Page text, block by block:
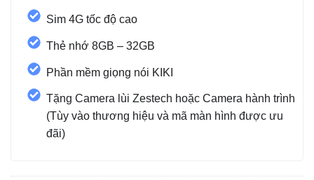
Sim 4G tốc độ cao
Thẻ nhớ 8GB – 32GB
Phần mềm giọng nói KIKI
Tặng Camera lùi Zestech hoặc Camera hành trình
(Tùy vào thương hiệu và mã màn hình được ưu
đãi)